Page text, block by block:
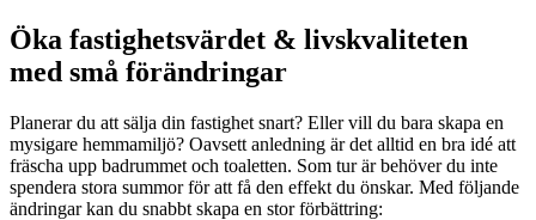
Öka fastighetsvärdet & livskvaliteten
med små förändringar
Planerar du att sälja din fastighet snart? Eller vill du bara skapa en
mysigare hemmamiljö? Oavsett anledning är det alltid en bra idé att
fräscha upp badrummet och toaletten. Som tur är behöver du inte
spendera stora summor för att få den effekt du önskar. Med följande
ändringar kan du snabbt skapa en stor förbättring: